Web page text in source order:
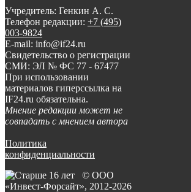
Учредитель: Генкин А. С.
Телефон редакции: +7 (495)
003-9824
E-mail: info@if24.ru
Свидетельство о регистрации
СМИ: ЭЛ № ФС 77 - 67477
При использовании
материалов гиперссылка на
IF24.ru обязательна.
Мнение редакции может не
совпадать с мнением автора
Политика
конфиденциальности
© ООО
«Инвест-Форсайт», 2012-2026